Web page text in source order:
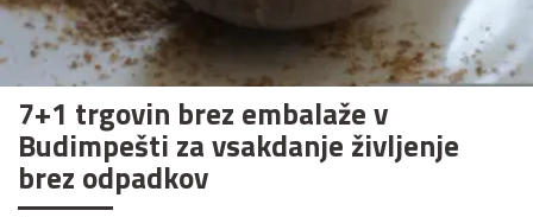
7+1 trgovin brez embalaže v
Budimpešti za vsakdanje življenje
brez odpadkov